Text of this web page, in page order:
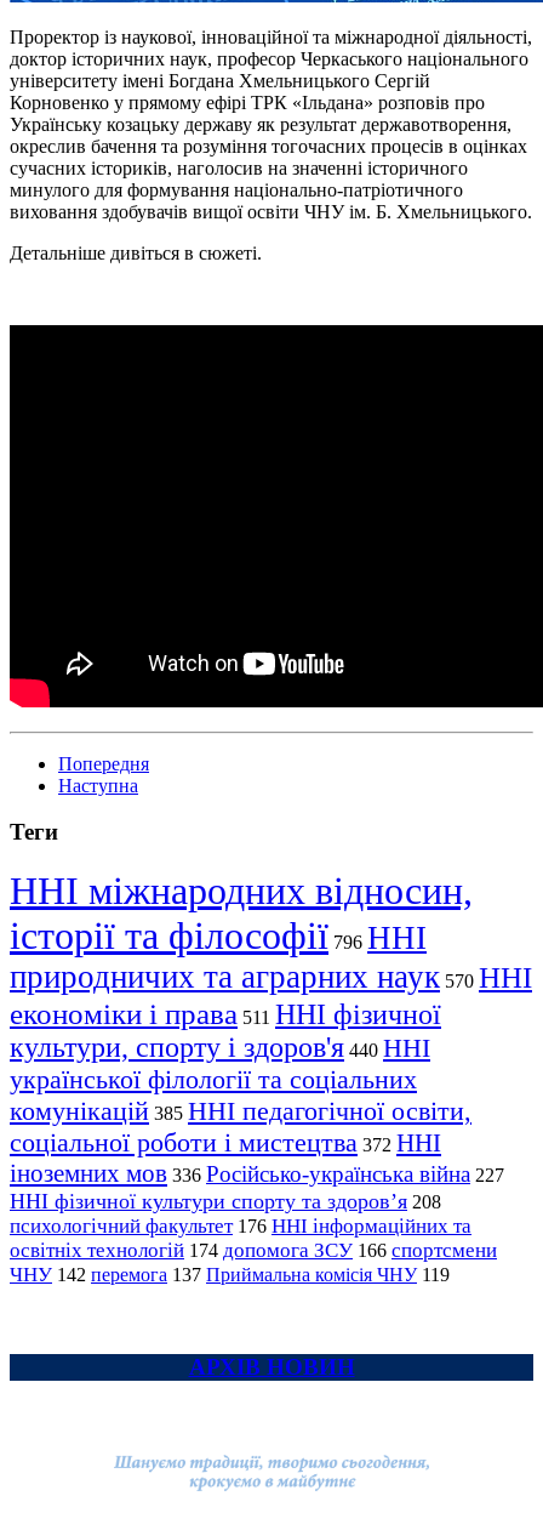
Проректор із наукової, інноваційної та міжнародної діяльності,
доктор історичних наук, професор Черкаського національного
університету імені Богдана Хмельницького Сергій
Корновенко у прямому ефірі ТРК «Ільдана» розповів про
Українську козацьку державу як результат державотворення,
окреслив бачення та розуміння тогочасних процесів в оцінках
сучасних істориків, наголосив на значенні історичного
минулого для формування національно-патріотичного
виховання здобувачів вищої освіти ЧНУ ім. Б. Хмельницького.
Детальніше дивіться в сюжеті.
Попередня
Наступна
Теги
ННІ міжнародних відносин,
історії та філософії 796 ННІ
природничих та аграрних наук 570 ННІ
економіки і права 511 ННІ фізичної
культури, спорту і здоров'я 440 ННІ
української філології та соціальних
комунікацій 385 ННІ педагогічної освіти,
соціальної роботи і мистецтва 372 ННІ
іноземних мов 336 Російсько-українська війна 227
ННІ фізичної культури спорту та здоров’я 208
психологічний факультет 176 ННІ інформаційних та
освітніх технологій 174 допомога ЗСУ 166 спортсмени
ЧНУ 142 перемога 137 Приймальна комісія ЧНУ 119
АРХІВ НОВИН